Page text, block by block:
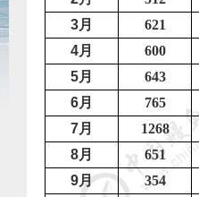
3月 621
4月 600
5月 643
6月 765
7月 1268
8月 651
9月 354